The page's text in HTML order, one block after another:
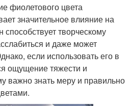
фиолетового цвета
значительное влияние на
творческому
и даже может
если использовать его в
ощущение тяжести и
важно знать меру и правильно